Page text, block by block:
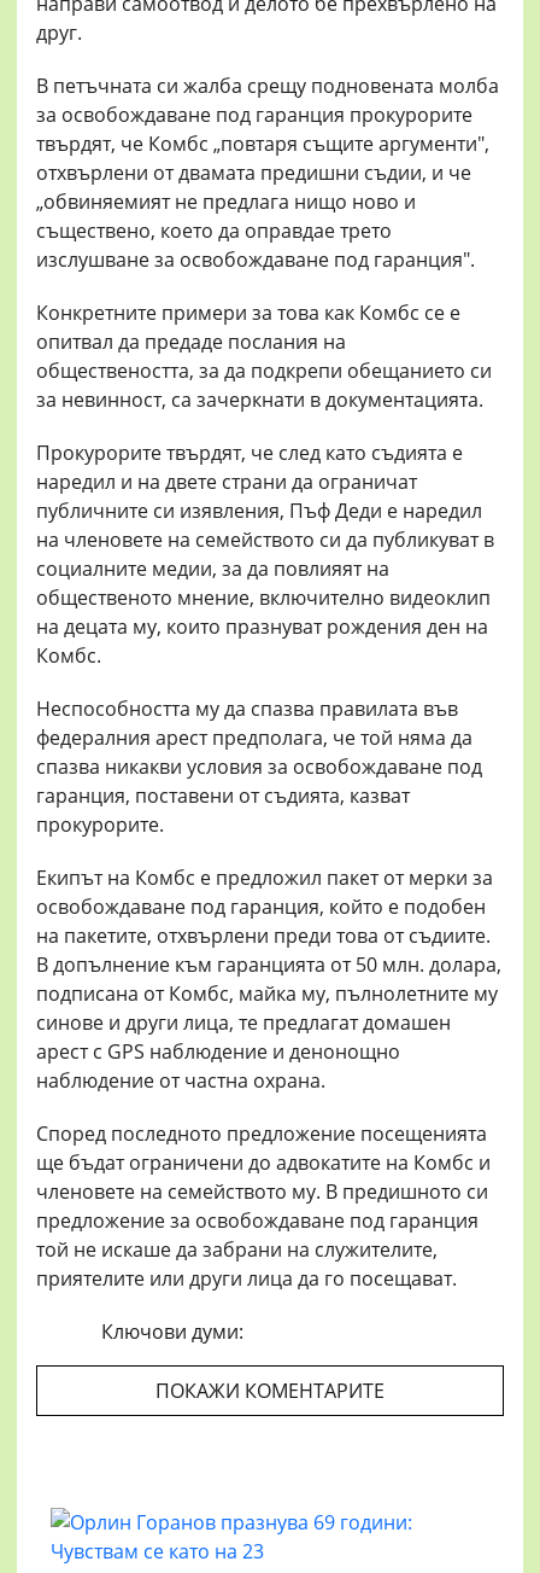
друг.
В петъчната си жалба срещу подновената молба
за освобождаване под гаранция прокурорите
твърдят, че Комбс „повтаря същите аргументи",
отхвърлени от двамата предишни съдии, и че
„обвиняемият не предлага нищо ново и
съществено, което да оправдае трето
изслушване за освобождаване под гаранция".
Конкретните примери за това как Комбс се е
опитвал да предаде послания на
обществеността, за да подкрепи обещанието си
за невинност, са зачеркнати в документацията.
Прокурорите твърдят, че след като съдията е
наредил и на двете страни да ограничат
публичните си изявления, Пъф Деди е наредил
на членовете на семейството си да публикуват в
социалните медии, за да повлияят на
общественото мнение, включително видеоклип
на децата му, които празнуват рождения ден на
Комбс.
Неспособността му да спазва правилата във
федералния арест предполага, че той няма да
спазва никакви условия за освобождаване под
гаранция, поставени от съдията, казват
прокурорите.
Екипът на Комбс е предложил пакет от мерки за
освобождаване под гаранция, който е подобен
на пакетите, отхвърлени преди това от съдиите.
В допълнение към гаранцията от 50 млн. долара,
подписана от Комбс, майка му, пълнолетните му
синове и други лица, те предлагат домашен
арест с GPS наблюдение и денонощно
наблюдение от частна охрана.
Според последното предложение посещенията
ще бъдат ограничени до адвокатите на Комбс и
членовете на семейството му. В предишното си
предложение за освобождаване под гаранция
той не искаше да забрани на служителите,
приятелите или други лица да го посещават.
Ключови думи:
ПОКАЖИ КОМЕНТАРИТЕ